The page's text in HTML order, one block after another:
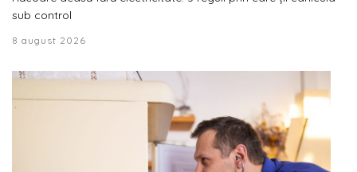
sub control
8 august 2026